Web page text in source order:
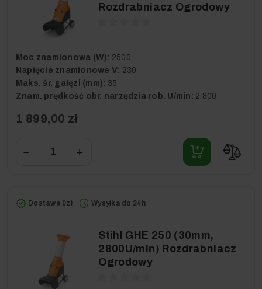
Rozdrabniacz Ogrodowy
Moc znamionowa (W): 2500
Napięcie znamionowe V: 230
Maks. śr. gałęzi (mm): 35
Znam. prędkość obr. narzędzia rob. U/min: 2.800
1 899,00 zł
− +
Dostawa 0zł Wysyłka do 24h
Stihl GHE 250 (30mm,
2800U/min) Rozdrabniacz
Ogrodowy